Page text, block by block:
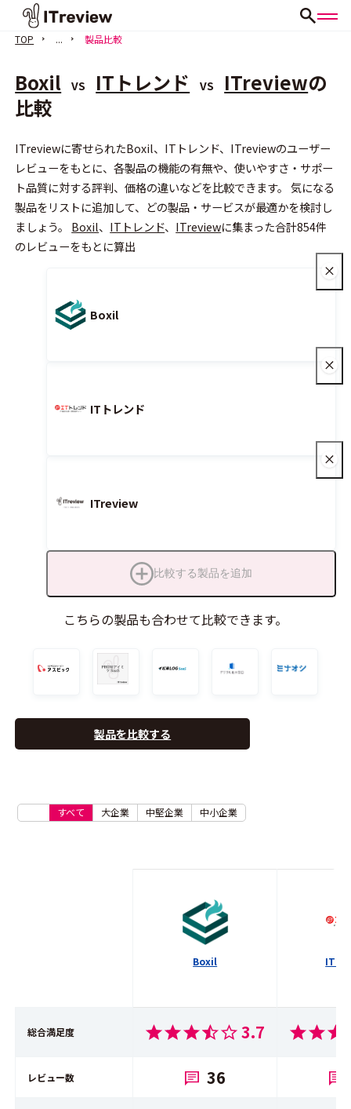
TOP ... 製品比較
Boxil VS ITトレンド VS ITreviewの
比較
ITreviewに寄せられたBoxil、ITトレンド、ITreviewのユーザー
レビューをもとに、各製品の機能の有無や、使いやすさ・サポー
ト品質に対する評判、価格の違いなどを比較できます。 気になる
製品をリストに追加して、どの製品・サービスが最適かを検討し
ましょう。 Boxil、 ITトレンド、 ITreviewに集まった合計854件
のレビューをもとに算出
Boxil
ITトレンド
ITreview
比較する製品を追加
こちらの製品も合わせて比較できます。
製品を比較する
すべて 大企業 中堅企業 中小企業
会員登録（無料）
Boxil ITト
総合満足度 3.7
レビュー数 36